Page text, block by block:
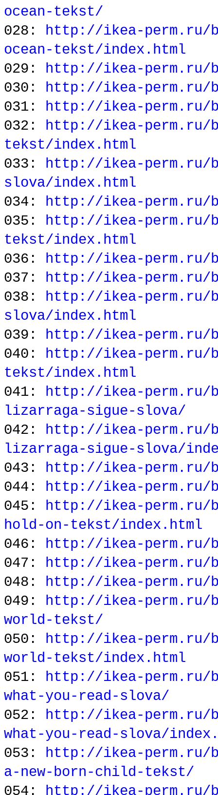
ocean-tekst/
028: http://ikea-perm.ru/
ocean-tekst/index.html
029: http://ikea-perm.ru/
030: http://ikea-perm.ru/
031: http://ikea-perm.ru/
032: http://ikea-perm.ru/
tekst/index.html
033: http://ikea-perm.ru/
slova/index.html
034: http://ikea-perm.ru/
035: http://ikea-perm.ru/
tekst/index.html
036: http://ikea-perm.ru/
037: http://ikea-perm.ru/
038: http://ikea-perm.ru/
slova/index.html
039: http://ikea-perm.ru/
040: http://ikea-perm.ru/
tekst/index.html
041: http://ikea-perm.ru/
lizarraga-sigue-slova/
042: http://ikea-perm.ru/
lizarraga-sigue-slova/
043: http://ikea-perm.ru/
044: http://ikea-perm.ru/
045: http://ikea-perm.ru/
hold-on-tekst/index.html
046: http://ikea-perm.ru/
047: http://ikea-perm.ru/
048: http://ikea-perm.ru/
049: http://ikea-perm.ru/
world-tekst/
050: http://ikea-perm.ru/
world-tekst/index.html
051: http://ikea-perm.ru/
what-you-read-slova/
052: http://ikea-perm.ru/
what-you-read-slova/
053: http://ikea-perm.ru/
a-new-born-child-tekst/
054:
http://ikea-